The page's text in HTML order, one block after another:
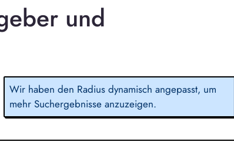
und
Wir haben den Radius dynamisch angepasst, um
mehr Suchergebnisse anzuzeigen.